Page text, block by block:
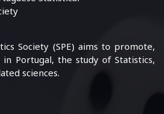
Society (SPE) aims to promote,
Portugal, the study of Statistics,
sciences.